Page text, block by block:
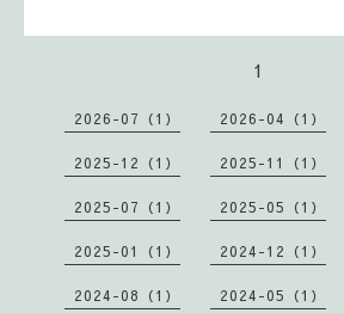
1
2026-07（1） 2026-04（1）
2025-12（1） 2025-11（1）
2025-07（1） 2025-05（1）
2025-01（1） 2024-12（1）
2024-08（1） 2024-05（1）